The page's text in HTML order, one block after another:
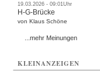
19.03.2026 - 09:01Uhr
H-G-Brücke
von Klaus Schöne
...mehr Meinungen
KLEINANZEIGEN